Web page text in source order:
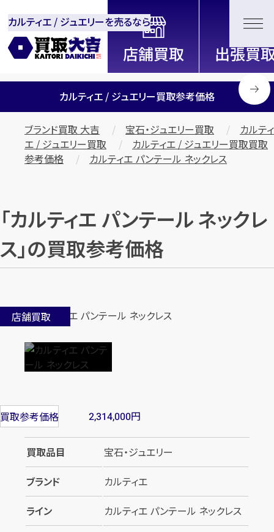
全国2200店舗以上展開中！信頼と実績の買取専門店「買取大
吉」
カルティエ / ジュエリーを売るなら
カルティエ / ジュエリー買取参考価格
ブランド買取 大吉 宝石・ジュエリー買取
カルティ
エ / ジュエリー買取
カルティエ / ジュエリー買取買取
参考価格
カルティエ パンテール ネックレス
「カルティエ パンテール ネックレ
ス」の買取参考価格
店舗買取
買取参考価格 2,314,000円
買取品目
宝石・ジュエリー
ブランド
カルティエ
ライン
カルティエ パンテール ネックレス